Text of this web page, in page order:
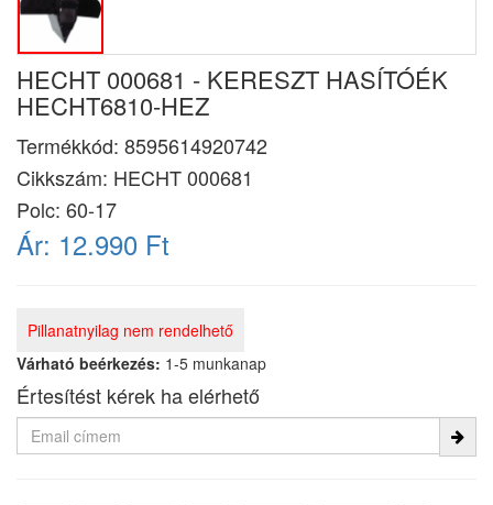
HECHT 000681 - KERESZT HASÍTÓÉK
HECHT6810-HEZ
Termékkód: 8595614920742
Cikkszám: HECHT 000681
Polc: 60-17
Ár: 12.990 Ft
Pillanatnyilag nem rendelhető
Várható beérkezés: 1-5 munkanap
Értesítést kérek ha elérhető